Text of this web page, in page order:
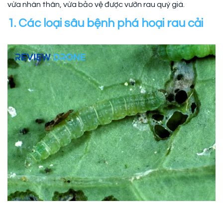
vừa nhàn thân, vừa bảo vệ được vườn rau quý giá.
1. Các loại sâu bệnh phá hoại rau cải